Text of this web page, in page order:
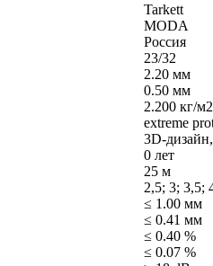
Tarkett
MODA
Россия
23/32
2.20 мм
0.50 мм
2.200 кг/м2
extreme
3D-
0 лет
25 м
2,5; 3; 3,5;
≤ 1.00 мм
≤ 0.41 мм
≤ 0.40 %
≤ 0.07 %